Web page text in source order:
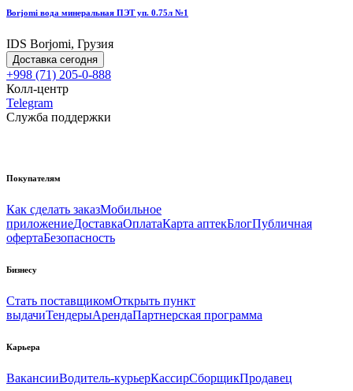
Borjomi вода минеральная ПЭТ уп. 0.75л №1
IDS Borjomi, Грузия
Доставка сегодня
+998 (71) 205-0-888
Колл-центр
Telegram
Служба поддержки
Покупателям
Как сделать заказМобильное
приложениеДоставкаОплатаКарта аптекБлогПубличная
офертаБезопасность
Бизнесу
Стать поставщикомОткрыть пункт
выдачиТендерыАрендаПартнерская программа
Карьера
ВакансииВодитель-курьерКассирСборщикПродавец